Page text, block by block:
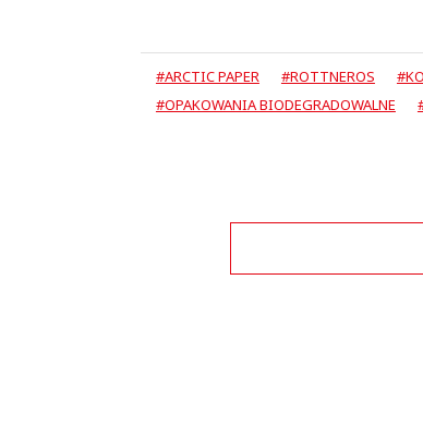
#ARCTIC PAPER #ROTTNEROS
#OPAKOWANIA BIODEGRADOWALNE